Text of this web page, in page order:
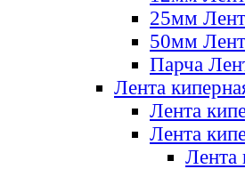
25мм
50мм
Парча
Лента
Лента
Лента
Лента